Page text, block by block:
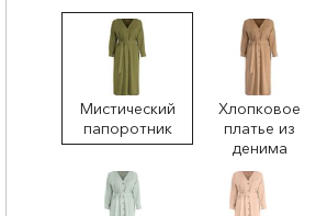
Мистический
папоротник
Хлопковое
платье из
денима